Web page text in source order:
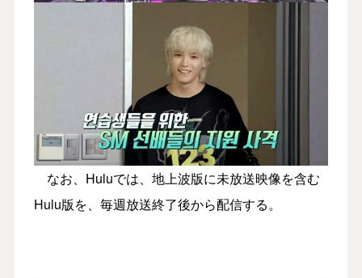
なお、Huluでは、地上波版に未放送映像を含む
Hulu版を、毎週放送終了後から配信する。